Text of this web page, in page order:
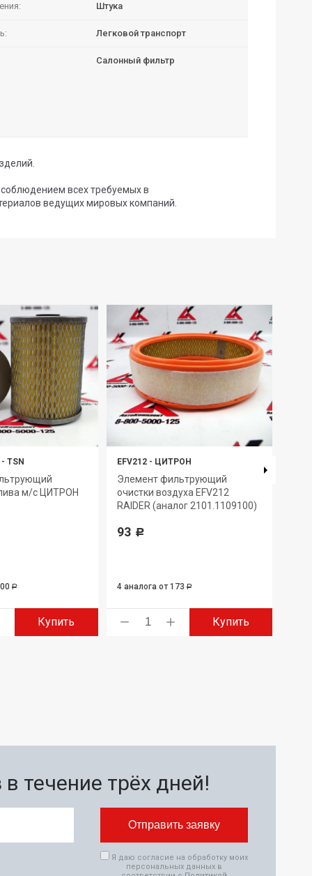
Штука
Легковой транспорт
Салонный фильтр
всех требуемых в
ведущих мировых компаний.
- TSN
м/с ЦИТРОН
Р
Купить
EFV212 - ЦИТРОН
Элемент фильтрующий
очистки воздуха EFV212
RAIDER (аналог 2101.1109100)
93 Р
4 аналога от 173 Р
Купить
течение трёх дней!
Я даю согласие на обработку моих
персональных данных в